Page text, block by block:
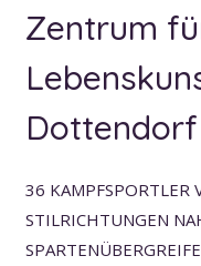
Zentrum
Dottendorf
36 KAMPFSPORTLER
STILRICHTUNGEN